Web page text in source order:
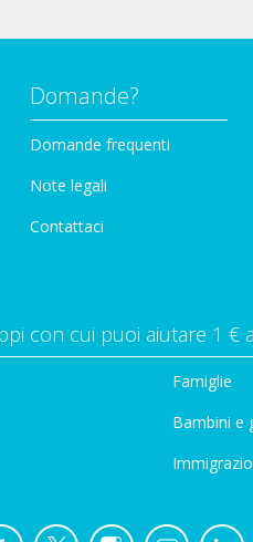
Domande?
Domande frequenti
Note legali
Contattaci
con cui puoi aiutare 1 €
Famiglie
Bambini e